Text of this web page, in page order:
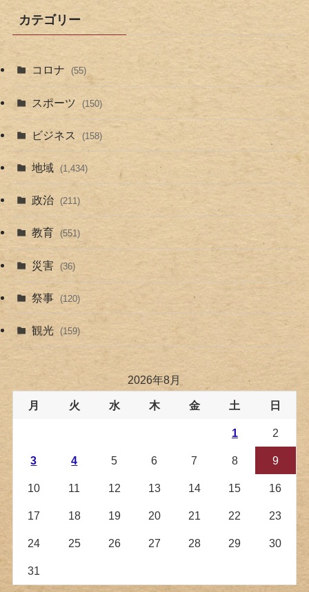
カテゴリー
コロナ (55)
スポーツ (150)
ビジネス (158)
地域 (1,434)
政治 (211)
教育 (551)
災害 (36)
祭事 (120)
観光 (159)
2026年8月
月 火 水 木 金 土 日
1 2
3 4 5 6 7 8 9
10 11 12 13 14 15 16
17 18 19 20 21 22 23
24 25 26 27 28 29 30
31